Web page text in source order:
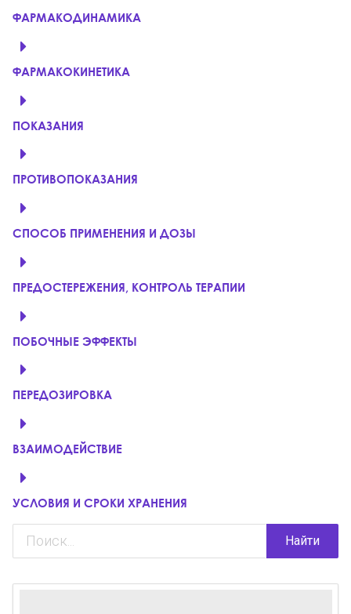
ФАРМАКОДИНАМИКА
ФАРМАКОКИНЕТИКА
ПОКАЗАНИЯ
ПРОТИВОПОКАЗАНИЯ
СПОСОБ ПРИМЕНЕНИЯ И ДОЗЫ
ПРЕДОСТЕРЕЖЕНИЯ, КОНТРОЛЬ ТЕРАПИИ
ПОБОЧНЫЕ ЭФФЕКТЫ
ПЕРЕДОЗИРОВКА
ВЗАИМОДЕЙСТВИЕ
УСЛОВИЯ И СРОКИ ХРАНЕНИЯ
Найти